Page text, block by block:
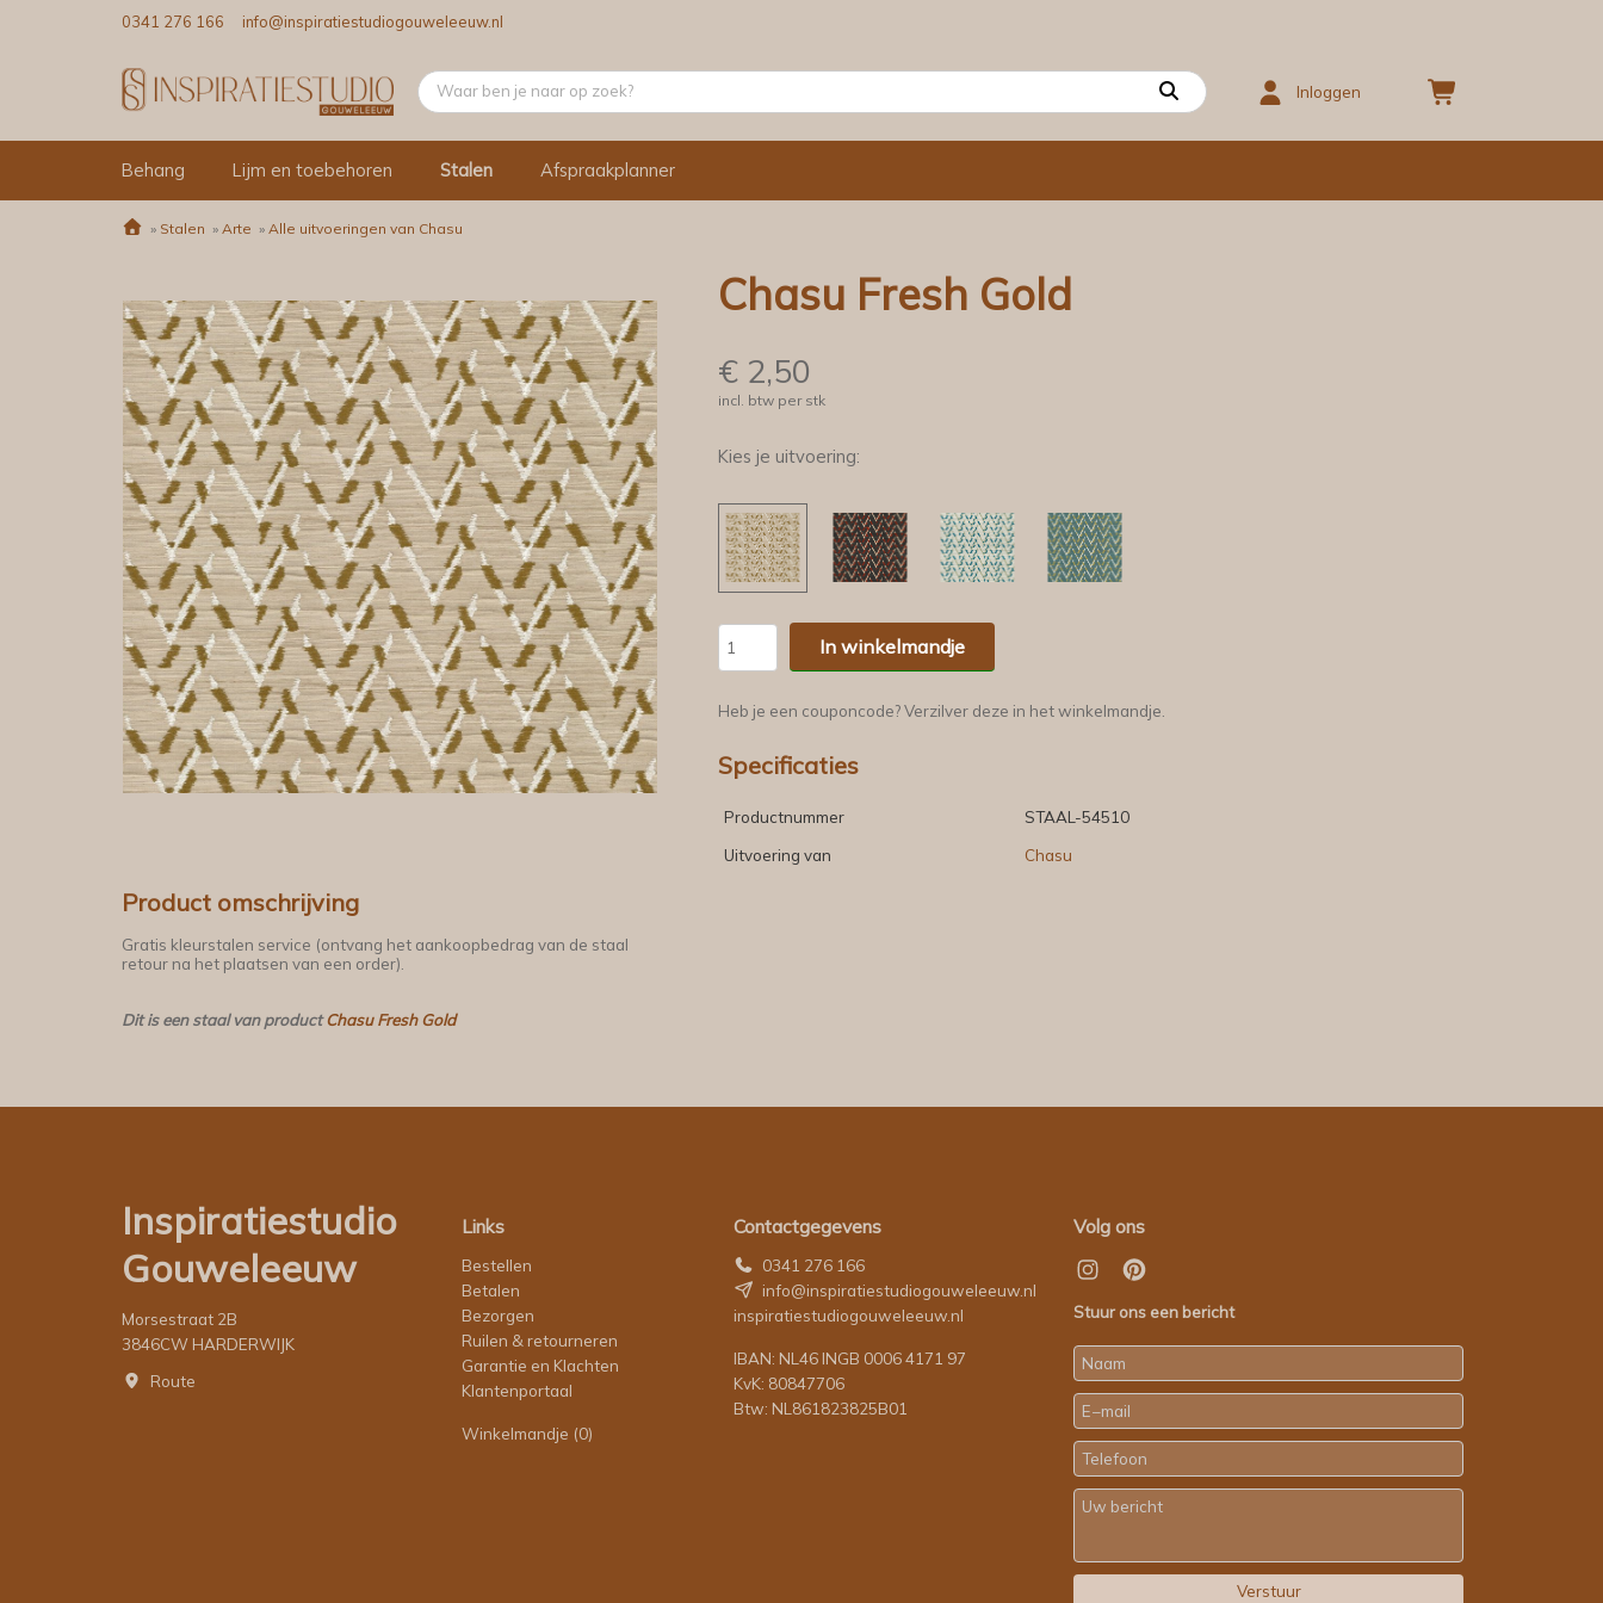
0341 276 166 info@inspiratiestudiogouweleeuw.nl
Inloggen
Behang Lijm en toebehoren Stalen Afspraakplanner
» Stalen » Arte » Alle uitvoeringen van Chasu
Product omschrijving
Gratis kleurstalen service (ontvang het aankoopbedrag van de staal
retour na het plaatsen van een order).
Dit is een staal van productChasu Fresh Gold
Chasu Fresh Gold
€ 2,50
incl. btw per stk
Kies je uitvoering:
In winkelmandje
Heb je een couponcode? Verzilver deze in het winkelmandje.
Specificaties
Productnummer
STAAL-54510
Uitvoering van
Chasu
Inspiratiestudio
Gouweleeuw
Morsestraat 2B
3846CW HARDERWIJK
Route
Links
Bestellen
Betalen
Bezorgen
Ruilen & retourneren
Garantie en Klachten
Klantenportaal
Winkelmandje (0)
Contactgegevens
0341 276 166
info@inspiratiestudiogouweleeuw.nl
inspiratiestudiogouweleeuw.nl
IBAN: NL46 INGB 0006 4171 97
KvK: 80847706
Btw: NL861823825B01
Volg ons
Stuur ons een bericht